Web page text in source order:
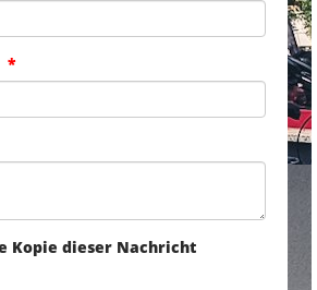
Kopie dieser Nachricht